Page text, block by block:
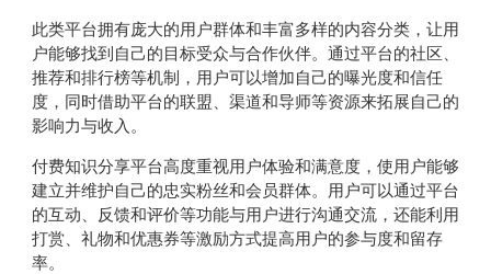
此类平台拥有庞大的用户群体和丰富多样的内容分类，让用
户能够找到自己的目标受众与合作伙伴。通过平台的社区、
推荐和排行榜等机制，用户可以增加自己的曝光度和信任
度，同时借助平台的联盟、渠道和导师等资源来拓展自己的
影响力与收入。
付费知识分享平台高度重视用户体验和满意度，使用户能够
建立并维护自己的忠实粉丝和会员群体。用户可以通过平台
的互动、反馈和评价等功能与用户进行沟通交流，还能利用
打赏、礼物和优惠券等激励方式提高用户的参与度和留存
率。